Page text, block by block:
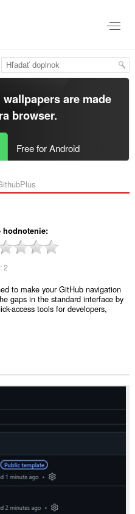
are made
browser.
Free for Android
hodnotenie
2
to make your GitHub navigation
gaps in the standard interface by
access tools for developers,